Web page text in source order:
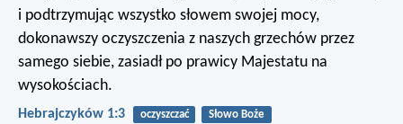
i podtrzymując wszystko słowem swojej mocy,
dokonawszy oczyszczenia z naszych grzechów przez
samego siebie, zasiadł po prawicy Majestatu na
wysokościach.
Hebrajczyków 1:3 oczyszczać Słowo Boże